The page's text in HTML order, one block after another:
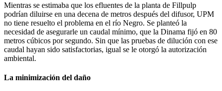
Mientras se estimaba que los efluentes de la planta de Fillpulp
podrían diluirse en una decena de metros después del difusor, UPM
no tiene resuelto el problema en el río Negro. Se planteó la
necesidad de asegurarle un caudal mínimo, que la Dinama fijó en 80
metros cúbicos por segundo. Sin que las pruebas de dilución con ese
caudal hayan sido satisfactorias, igual se le otorgó la autorización
ambiental.
La minimización del daño